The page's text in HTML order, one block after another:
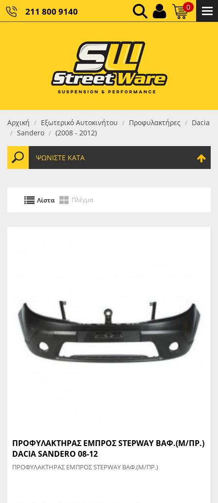
211 800 9140 0
ΚΑΘΑΡΌ ΣΎΝΟΛΟ:
ΤΕΛΙΚΌ ΣΎΝΟΛΟ:0,00 €
Αρχική / Εξωτερικό Αυτοκινήτου / Προφυλακτήρες / Dacia
/ Sandero / (2008 - 2012)
ΨΩΝΊΣΤΕ ΚΑΤΆ
Λίστα Πλέγμα
ΠΡΟΦΥΛΑΚΤΗΡΑΣ ΕΜΠΡΟΣ STEPWAY ΒΑΦ.(Μ/ΠΡ.)
DACIA SANDERO 08-12
ΠΡΟΦΥΛΑΚΤΗΡΑΣ ΕΜΠΡΟΣ STEPWAY ΒΑΦ.(Μ/ΠΡ.)